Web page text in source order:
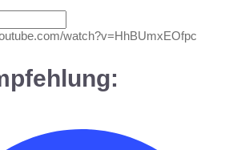
watch?v=HhBUmxEOfpc